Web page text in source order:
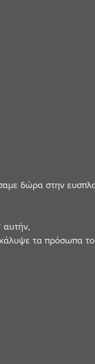
δώρα στην
αυτήν,
τα πρόσωπα